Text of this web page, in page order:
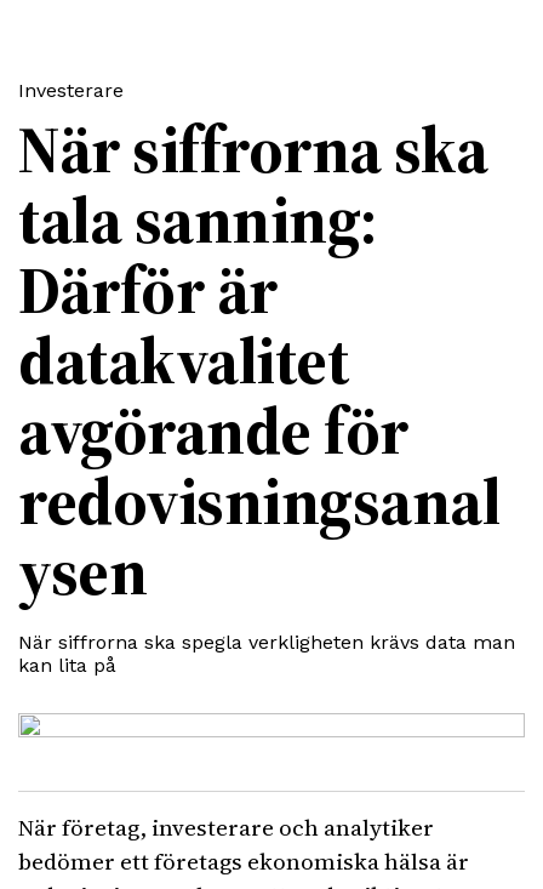
När siffrorna ska
tala sanning:
Därför är
datakvalitet
avgörande för
redovisningsanal
ysen
När siffrorna ska spegla verkligheten krävs data man
kan lita på
Investerare
När företag, investerare och analytiker
bedömer ett företags ekonomiska hälsa är